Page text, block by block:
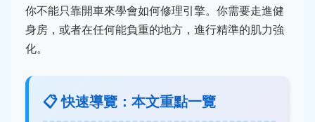
你不能只靠開車來學會如何修理引擎。你需要走進健
身房，或者在任何能負重的地方，進行精準的肌力強
化。
📋 快速導覽：本文重點一覽